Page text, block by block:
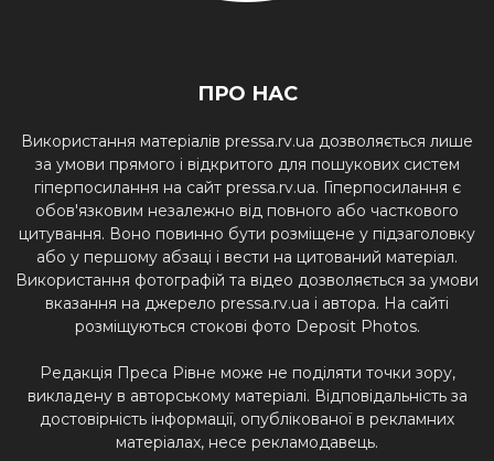
ПРО НАС
Використання матеріалів pressa.rv.ua дозволяється лише
за умови прямого і відкритого для пошукових систем
гіперпосилання на сайт pressa.rv.ua. Гіперпосилання є
обов'язковим незалежно від повного або часткового
цитування. Воно повинно бути розміщене у підзаголовку
або у першому абзаці і вести на цитований матеріал.
Використання фотографій та відео дозволяється за умови
вказання на джерело pressa.rv.ua і автора. На сайті
розміщуються стокові фото Deposit Photos.
Редакція Преса Рівне може не поділяти точки зору,
викладену в авторському матеріалі. Відповідальність за
достовірність інформації, опублікованої в рекламних
матеріалах, несе рекламодавець.